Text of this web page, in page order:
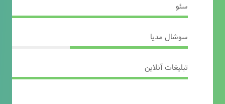
سئو
سوشال مدیا
تبلیغات آنلاین